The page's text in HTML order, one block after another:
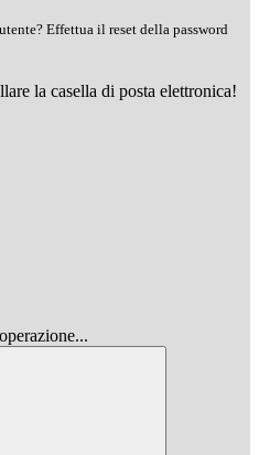
Effettua il reset della password
la casella di posta elettronica!